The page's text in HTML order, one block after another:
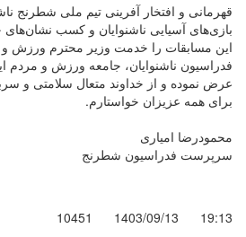
قهرمانی و افتخار آفرینی تیم ملی شطرنج
بازی‌های آسیایی ناشنوایان و کسب
این مسابقات را خدمت وزیر محترم ورزش و
فدراسیون ناشنوایان، جامعه ورزش و مردم
عرض نموده و از خداوند متعال سلامتی و
برای همه عزیزان خواستارم.
محمودرضا امیاری
سرپرست فدراسیون شطرنج
19:13
1403/09/13
10451